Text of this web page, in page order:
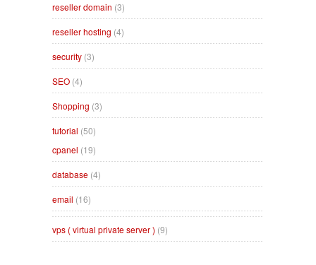
reseller domain (3)
reseller hosting (4)
security (3)
SEO (4)
Shopping (3)
tutorial (50)
cpanel (19)
database (4)
email (16)
vps ( virtual private server ) (9)